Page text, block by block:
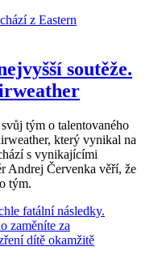
soutěže.
tým o talentovaného
který vynikal na
s vynikajícími
Andrej Červenka věří, že
tým.